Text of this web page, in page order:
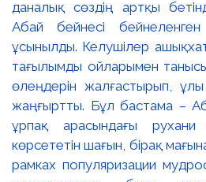
даналық сөздің артқы
Абай бейнесі
ұсынылды. Келушілер
тағылымды ойларымен
өлеңдерін жалғастырып,
жаңғыртты. Бұл бастама –
ұрпақ арасындағы рухани
көрсететін шағын, бірақ
рамках популяризации